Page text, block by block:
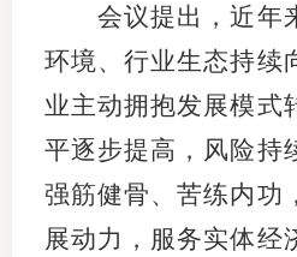
会议提出，近年
环境、行业生态持续
业主动拥抱发展模式
平逐步提高，风险持
强筋健骨、苦练内功
展动力，服务实体经